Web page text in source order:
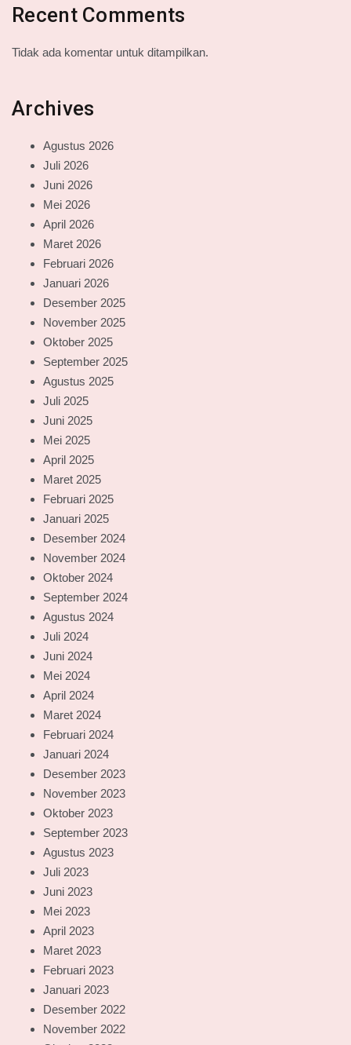
Recent Comments
Tidak ada komentar untuk ditampilkan.
Archives
Agustus 2026
Juli 2026
Juni 2026
Mei 2026
April 2026
Maret 2026
Februari 2026
Januari 2026
Desember 2025
November 2025
Oktober 2025
September 2025
Agustus 2025
Juli 2025
Juni 2025
Mei 2025
April 2025
Maret 2025
Februari 2025
Januari 2025
Desember 2024
November 2024
Oktober 2024
September 2024
Agustus 2024
Juli 2024
Juni 2024
Mei 2024
April 2024
Maret 2024
Februari 2024
Januari 2024
Desember 2023
November 2023
Oktober 2023
September 2023
Agustus 2023
Juli 2023
Juni 2023
Mei 2023
April 2023
Maret 2023
Februari 2023
Januari 2023
Desember 2022
November 2022